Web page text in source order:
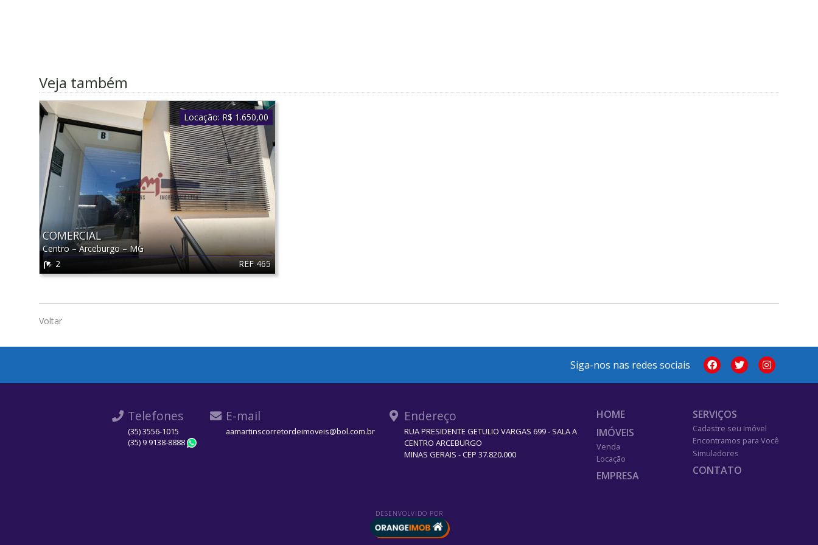
Veja também
REF 465
COMERCIAL
Centro –Arceburgo – MG
2
Locação: R$ 1.650,00
Voltar
Siga-nos nas redes sociais
Telefones
(35) 3556-1015
(35) 9 9138-8888
E-mail
aamartinscorretordeimoveis@bol.com.br
Endereço
RUA PRESIDENTE GETULIO VARGAS 699 - SALA A
CENTRO ARCEBURGO
MINAS GERAIS - CEP 37.820.000
HOME
IMÓVEIS
Venda
Locação
EMPRESA
SERVIÇOS
Cadastre seu Imóvel
Encontramos para Você
Simuladores
CONTATO
DESENVOLVIDO POR